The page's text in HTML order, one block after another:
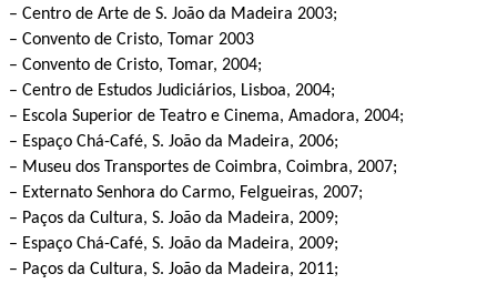
– Centro de Arte de S. João da Madeira 2003;
– Convento de Cristo, Tomar 2003
– Convento de Cristo, Tomar, 2004;
– Centro de Estudos Judiciários, Lisboa, 2004;
– Escola Superior de Teatro e Cinema, Amadora, 2004;
– Espaço Chá-Café, S. João da Madeira, 2006;
– Museu dos Transportes de Coimbra, Coimbra, 2007;
– Externato Senhora do Carmo, Felgueiras, 2007;
– Paços da Cultura, S. João da Madeira, 2009;
– Espaço Chá-Café, S. João da Madeira, 2009;
– Paços da Cultura, S. João da Madeira, 2011;